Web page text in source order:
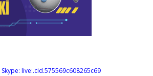
Skype: live:.cid.575569c608265c69